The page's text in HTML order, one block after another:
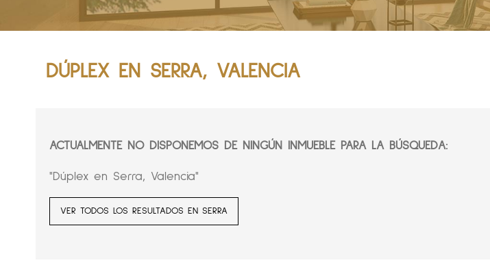
DÚPLEX EN SERRA, VALENCIA
ACTUALMENTE NO DISPONEMOS DE NINGÚN INMUEBLE PARA LA BÚSQUEDA:
"Dúplex en Serra, Valencia"
VER TODOS LOS RESULTADOS EN SERRA